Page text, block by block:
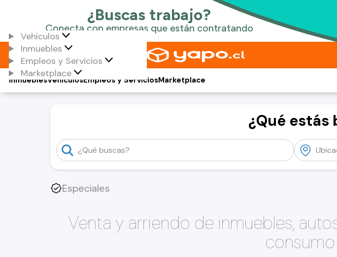
Vehículos
Inmuebles
Empleos y Servicios
Marketplace
Vehículos
Inmuebles Empleos y ServiciosMarketplace
¿Qué estás
Especiales
Venta y arriendo de inmuebles,